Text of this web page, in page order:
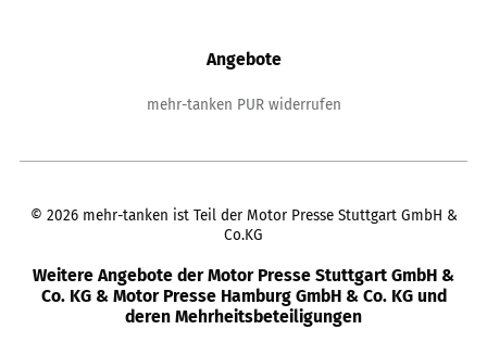
Angebote
mehr-tanken PUR widerrufen
© 2026 mehr-tanken ist Teil der Motor Presse Stuttgart GmbH &
Co.KG
Weitere Angebote der Motor Presse Stuttgart GmbH &
Co. KG & Motor Presse Hamburg GmbH & Co. KG und
deren Mehrheitsbeteiligungen